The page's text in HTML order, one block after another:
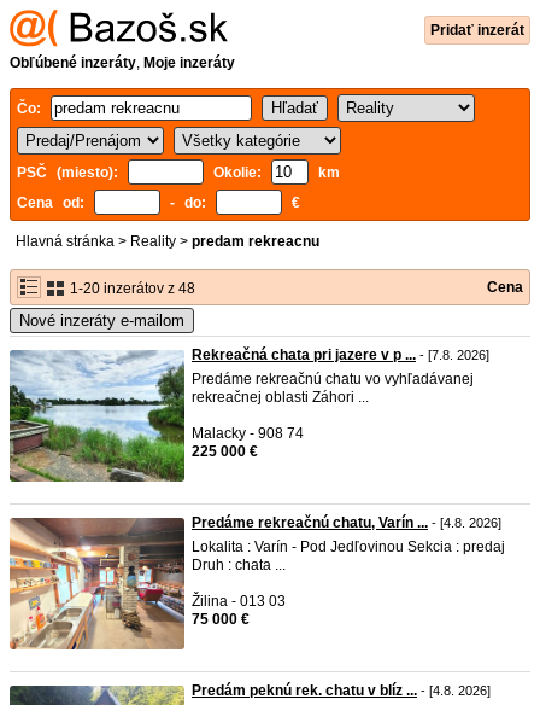
Pridať inzerát
Obľúbené inzeráty, Moje inzeráty
Čo:
PSČ (miesto): Okolie:
km
Cena od:
- do: €
Hlavná stránka > Reality > predam rekreacnu
1-20 inzerátov z 48 Cena
Nové inzeráty e-mailom
Rekreačná chata pri jazere v p ... - [7.8. 2026]
Predáme rekreačnú chatu vo vyhľadávanej
rekreačnej oblasti Záhori ...
Malacky - 908 74
225 000 €
Predáme rekreačnú chatu, Varín ... - [4.8. 2026]
Lokalita : Varín - Pod Jedľovinou Sekcia : predaj
Druh : chata ...
Žilina - 013 03
75 000 €
Predám peknú rek. chatu v blíz ... - [4.8. 2026]